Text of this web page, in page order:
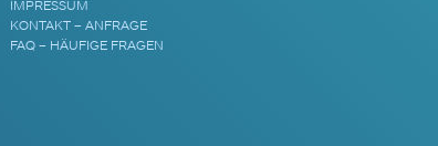
IMPRESSUM
KONTAKT – ANFRAGE
FAQ – HÄUFIGE FRAGEN